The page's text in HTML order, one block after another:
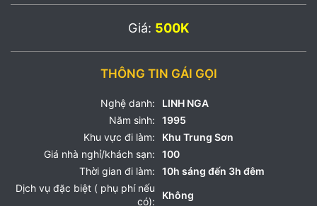
Giá: 500K
THÔNG TIN GÁI GỌI
Nghệ danh:
LINH NGA
Năm sinh:
1995
Khu vực đi làm:
Khu Trung Sơn
Giá nhà nghỉ/khách sạn:
100
Thời gian đi làm:
10h sáng đến 3h đêm
Dịch vụ đặc biệt ( phụ phí nếu
có):
Không